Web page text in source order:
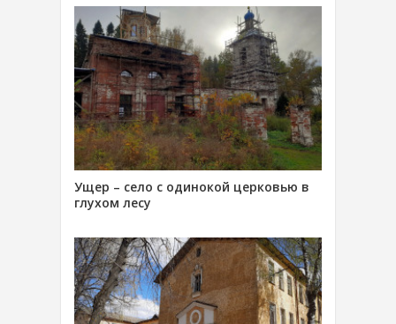
Ущер – село с одинокой церковью в
глухом лесу